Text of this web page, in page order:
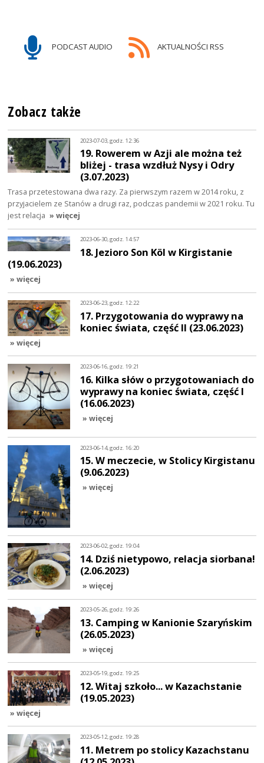
PODCAST AUDIO AKTUALNOŚCI RSS
Zobacz także
2023-07-03, godz. 12:36
19. Rowerem w Azji ale można też
bliżej - trasa wzdłuż Nysy i Odry
(3.07.2023)
Trasa przetestowana dwa razy. Za pierwszym razem w 2014 roku, z
przyjacielem ze Stanów a drugi raz, podczas pandemii w 2021 roku. Tu
jest relacja » więcej
2023-06-30, godz. 14:57
18. Jezioro Son Köl w Kirgistanie
(19.06.2023)
» więcej
2023-06-23, godz. 12:22
17. Przygotowania do wyprawy na
koniec świata, część II (23.06.2023)
» więcej
2023-06-16, godz. 19:21
16. Kilka słów o przygotowaniach do
wyprawy na koniec świata, część I
(16.06.2023)
» więcej
2023-06-14, godz. 16:20
15. W meczecie, w Stolicy Kirgistanu
(9.06.2023)
» więcej
2023-06-02, godz. 19:04
14. Dziś nietypowo, relacja siorbana!
(2.06.2023)
» więcej
2023-05-26, godz. 19:26
13. Camping w Kanionie Szaryńskim
(26.05.2023)
» więcej
2023-05-19, godz. 19:25
12. Witaj szkoło... w Kazachstanie
(19.05.2023)
» więcej
2023-05-12, godz. 19:28
11. Metrem po stolicy Kazachstanu